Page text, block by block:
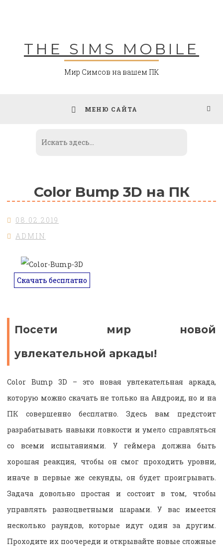
THE SIMS MOBILE
Мир Симсов на вашем ПК
МЕНЮ САЙТА
Color Bump 3D на ПК
08.02.2019
ADMIN
Скачать бесплатно
Посети мир новой
увлекательной аркады!
Color Bump 3D – это новая увлекательная аркада,
которую можно скачать не только на Андроид, но и на
ПК совершенно бесплатно. Здесь вам предстоит
разрабатывать навыки ловкости и умело справляться
со всеми испытаниями. У геймера должна быть
хорошая реакция, чтобы он смог проходить уровни,
иначе в первые же секунды, он будет проигрывать.
Задача довольно простая и состоит в том, чтобы
управлять разноцветными шарами. У вас имеется
несколько раундов, которые идут один за другим.
Проходите их поочереди и открывайте новые сложные